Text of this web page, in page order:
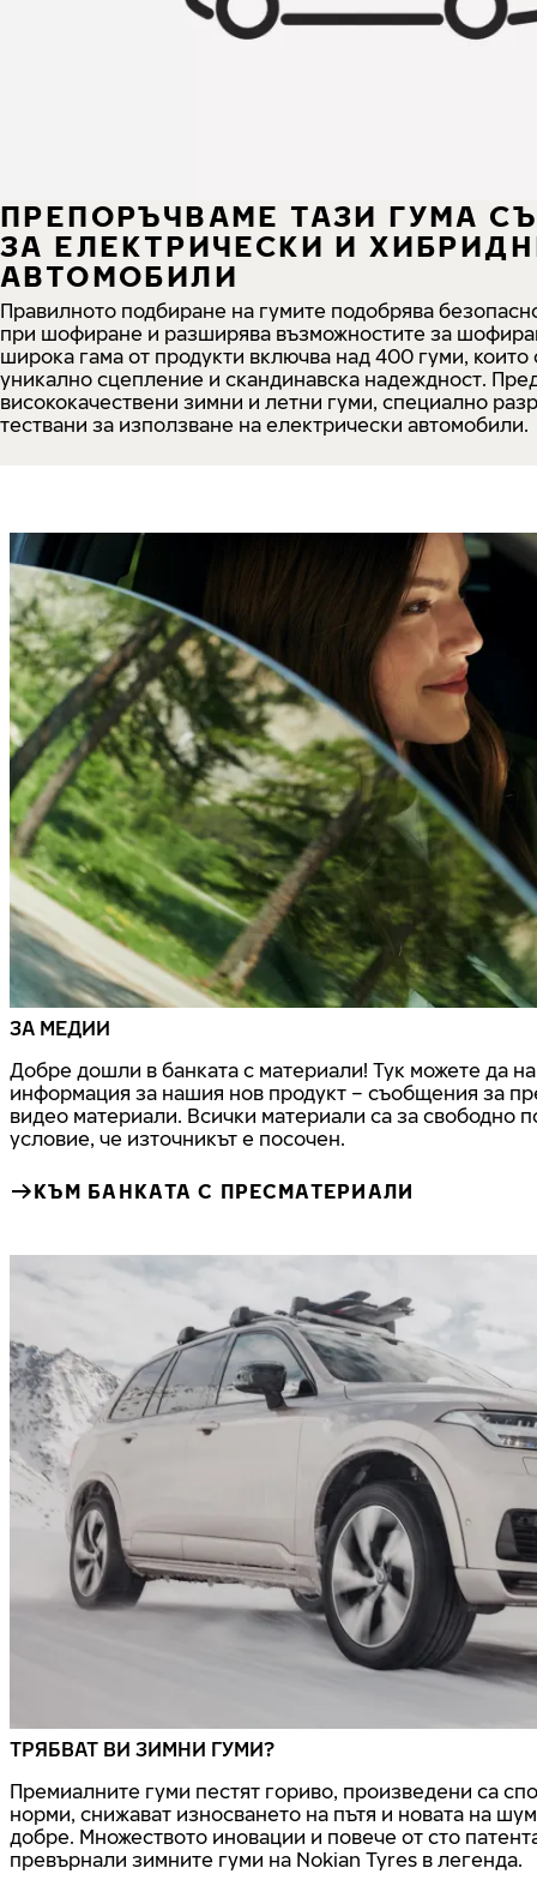
ПРЕПОРЪЧВАМЕ ТАЗИ ГУМА
ЗА ЕЛЕКТРИЧЕСКИ И
АВТОМОБИЛИ
Правилното подбиране на гумите подобрява
при шофиране и разширява възможностите за
широка гама от продукти включва над 400 гуми, които
уникално сцепление и скандинавска надеждност.
висококачествени зимни и летни гуми, специално
тествани за използване на електрически автомобили.
ЗА МЕДИИ
Добре дошли в банката с материали! Тук можете да
информация за нашия нов продукт – съобщения за
видео материали. Всички материали са за свободно
условие, че източникът е посочен.
КЪМ БАНКАТА С ПРЕСМАТЕРИАЛИ
ТРЯБВАТ ВИ ЗИМНИ ГУМИ?
Премиалните гуми пестят гориво, произведени са
норми, снижават износването на пътя и новата на
добре. Множеството иновации и повече от сто
превърнали зимните гуми на Nokian Tyres в легенда.